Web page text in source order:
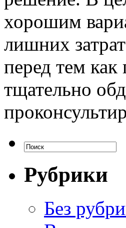
хорошим
лишних
перед тем как
тщательно
Рубрики
Без